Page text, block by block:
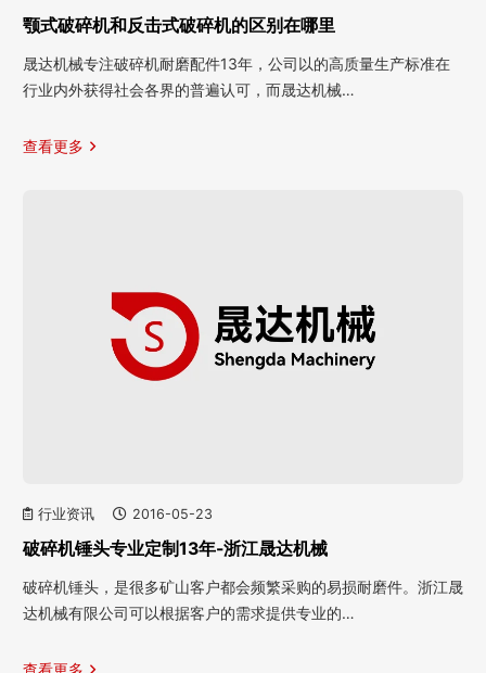
颚式破碎机和反击式破碎机的区别在哪里
晟达机械专注破碎机耐磨配件13年，公司以的高质量生产标准在
行业内外获得社会各界的普遍认可，而晟达机械…
查看更多
行业资讯 2016-05-23
破碎机锤头专业定制13年-浙江晟达机械
破碎机锤头，是很多矿山客户都会频繁采购的易损耐磨件。浙江晟
达机械有限公司可以根据客户的需求提供专业的…